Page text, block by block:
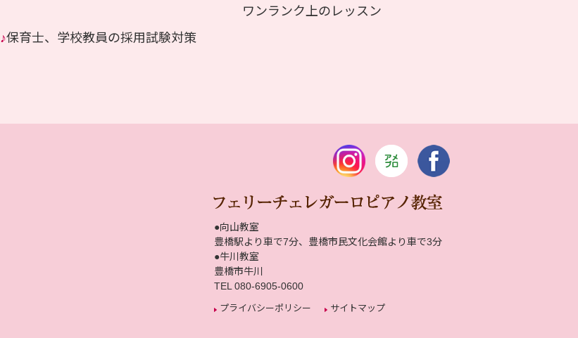
ワンランク上のレッスン
♪保育士、学校教員の採用試験対策
●向山教室
豊橋駅より車で7分、豊橋市民文化会館より車で3分
●牛川教室
豊橋市牛川
TEL 080-6905-0600
プライバシーポリシー サイトマップ